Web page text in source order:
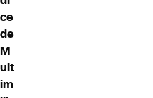
ce
de
M
ult
im